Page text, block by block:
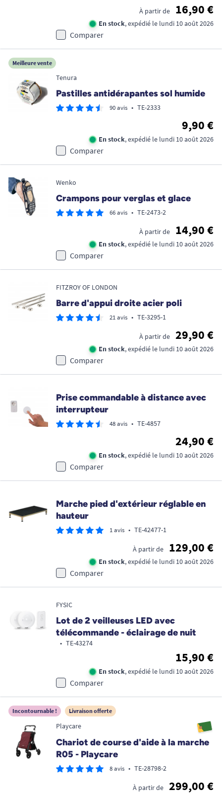
À partir de 16,90 €
En stock, expédié le lundi 10 août 2026
Comparer
Meilleure vente
Tenura
Pastilles antidérapantes sol humide
90 avis • TE-2333
9,90 €
En stock, expédié le lundi 10 août 2026
Comparer
Wenko
Crampons pour verglas et glace
66 avis • TE-2473-2
À partir de 14,90 €
En stock, expédié le lundi 10 août 2026
Comparer
FITZROY OF LONDON
Barre d'appui droite acier poli
21 avis • TE-3295-1
À partir de 29,90 €
En stock, expédié le lundi 10 août 2026
Comparer
Prise commandable à distance avec
interrupteur
48 avis • TE-4857
24,90 €
En stock, expédié le lundi 10 août 2026
Comparer
Marche pied d'extérieur réglable en
hauteur
1 avis • TE-42477-1
À partir de 129,00 €
En stock, expédié le lundi 10 août 2026
Comparer
FYSIC
Lot de 2 veilleuses LED avec
télécommande - éclairage de nuit
• TE-43274
15,90 €
En stock, expédié le lundi 10 août 2026
Comparer
Incontournable ! Livraison offerte
Playcare
Chariot de course d'aide à la marche
R05 - Playcare
8 avis • TE-28798-2
À partir de 299,00 €